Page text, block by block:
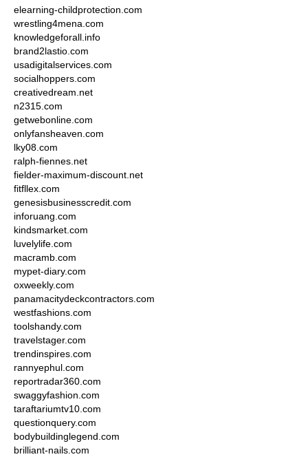
elearning-childprotection.com
wrestling4mena.com
knowledgeforall.info
brand2lastio.com
usadigitalservices.com
socialhoppers.com
creativedream.net
n2315.com
getwebonline.com
onlyfansheaven.com
lky08.com
ralph-fiennes.net
fielder-maximum-discount.net
fitfllex.com
genesisbusinesscredit.com
inforuang.com
kindsmarket.com
luvelylife.com
macramb.com
mypet-diary.com
oxweekly.com
panamacitydeckcontractors.com
westfashions.com
toolshandy.com
travelstager.com
trendinspires.com
rannyephul.com
reportradar360.com
swaggyfashion.com
taraftariumtv10.com
questionquery.com
bodybuildinglegend.com
brilliant-nails.com